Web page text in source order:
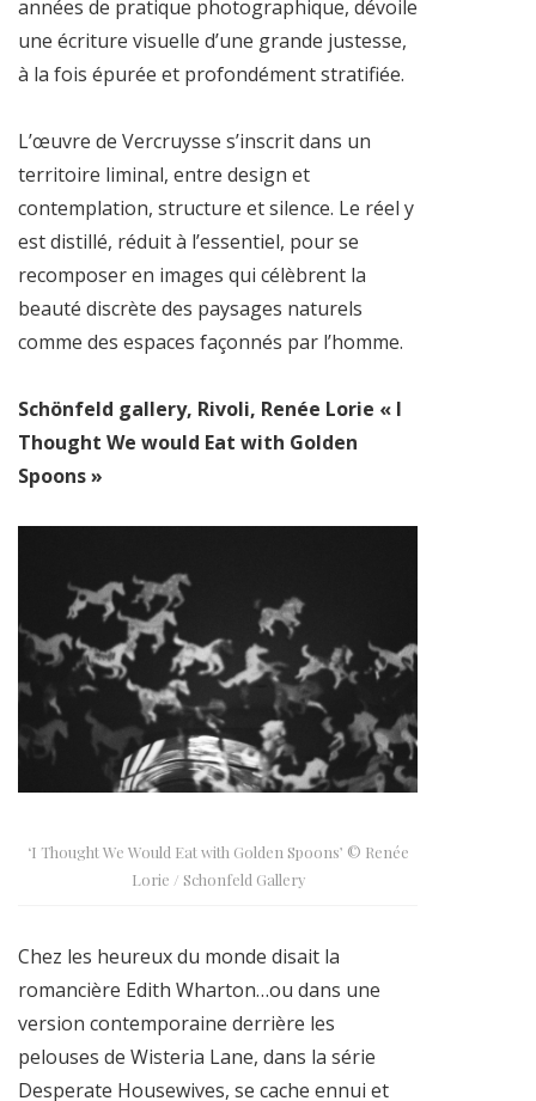
années de pratique photographique, dévoile
une écriture visuelle d’une grande justesse,
à la fois épurée et profondément stratifiée.
L’œuvre de Vercruysse s’inscrit dans un
territoire liminal, entre design et
contemplation, structure et silence. Le réel y
est distillé, réduit à l’essentiel, pour se
recomposer en images qui célèbrent la
beauté discrète des paysages naturels
comme des espaces façonnés par l’homme.
Schönfeld gallery, Rivoli, Renée Lorie « I
Thought We would Eat with Golden
Spoons »
‘I Thought We Would Eat with Golden Spoons’ © Renée
Lorie / Schonfeld Gallery
Chez les heureux du monde disait la
romancière Edith Wharton…ou dans une
version contemporaine derrière les
pelouses de Wisteria Lane, dans la série
Desperate Housewives, se cache ennui et